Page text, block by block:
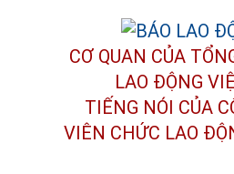
CƠ QUAN CỦA
LAO ĐỘNG
TIẾNG NÓI CỦA
VIÊN CHỨC LAO